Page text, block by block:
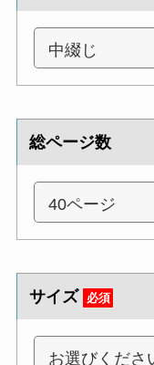
総ページ数
サイズ 必須